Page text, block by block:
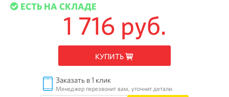
ЕСТЬ НА СКЛАДЕ
1 716 руб.
КУПИТЬ
Заказать в 1 клик
Менеджер перезвонит вам, уточнит детали.